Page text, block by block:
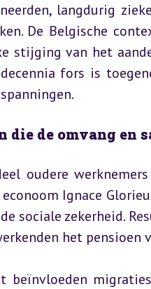
langdurig
De Belgische
stijging van het
fors is
die de omvang en
oudere
Ignace
sociale zekerheid.
het pensioen
beïnvloeden